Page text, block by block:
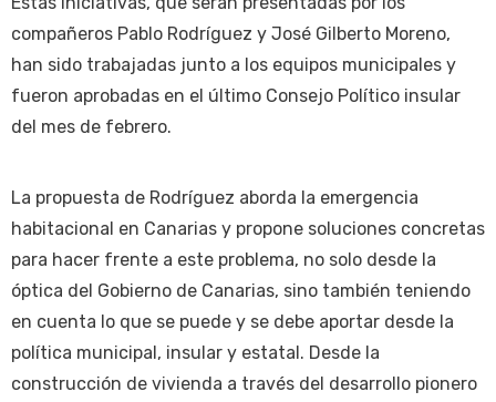
compañeros Pablo Rodríguez y José Gilberto Moreno,
han sido trabajadas junto a los equipos municipales y
fueron aprobadas en el último Consejo Político insular
del mes de febrero.
La propuesta de Rodríguez aborda la emergencia
habitacional en Canarias y propone soluciones concretas
para hacer frente a este problema, no solo desde la
óptica del Gobierno de Canarias, sino también teniendo
en cuenta lo que se puede y se debe aportar desde la
política municipal, insular y estatal. Desde la
construcción de vivienda a través del desarrollo pionero